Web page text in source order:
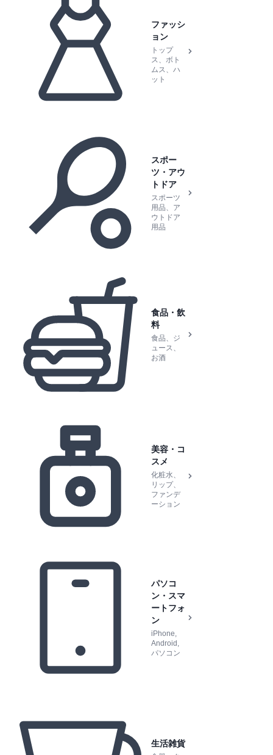
ファッシ
ョン
トップ
ス、ボト
ムス、ハ
ット
スポー
ツ・アウ
トドア
スポーツ
用品、ア
ウトドア
用品
食品・飲
料
食品、ジ
ュース、
お酒
美容・コ
スメ
化粧水、
リップ、
ファンデ
ーション
パソコ
ン・スマ
ートフォ
ン
iPhone,
Android,
パソコン
生活雑貨